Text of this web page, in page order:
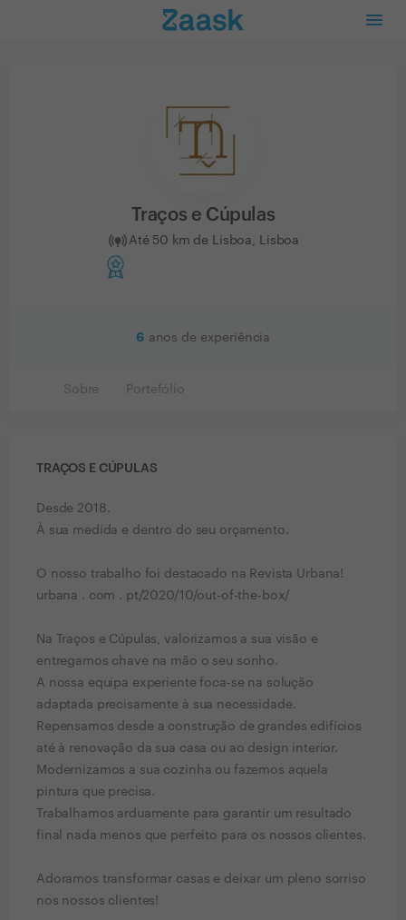
Traços e Cúpulas
Até 50 km de Lisboa, Lisboa
6 anos de experiência
Sobre Portefólio
TRAÇOS E CÚPULAS
Desde 2018.
À sua medida e dentro do seu orçamento.
O nosso trabalho foi destacado na Revista Urbana!
urbana . com . pt/2020/10/out-of-the-box/
Na Traços e Cúpulas, valorizamos a sua visão e
entregamos chave na mão o seu sonho.
A nossa equipa experiente foca-se na solução
adaptada precisamente à sua necessidade.
Repensamos desde a construção de grandes edifícios
até à renovação da sua casa ou ao design interior.
Modernizamos a sua cozinha ou fazemos aquela
pintura que precisa.
Trabalhamos arduamente para garantir um resultado
final nada menos que perfeito para os nossos clientes.
Adoramos transformar casas e deixar um pleno sorriso
nos nossos clientes!